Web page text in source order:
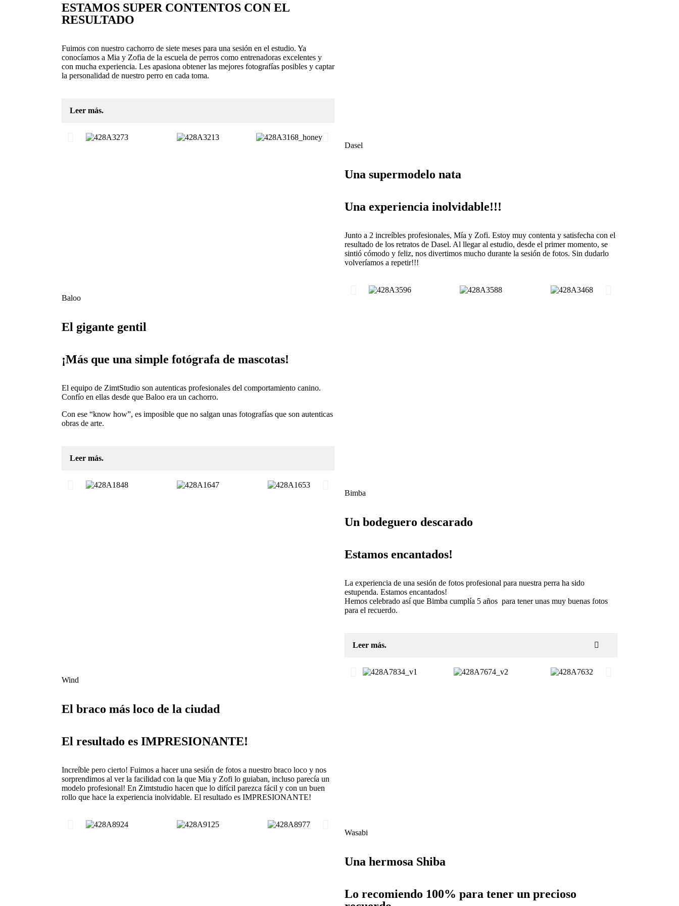
ESTAMOS SUPER CONTENTOS CON EL
RESULTADO
Fuimos con nuestro cachorro de siete meses para una sesión en el estudio. Ya
conocíamos a Mia y Zofia de la escuela de perros como entrenadoras excelentes y
con mucha experiencia. Les apasiona obtener las mejores fotografías posibles y captar
la personalidad de nuestro perro en cada toma.
Leer más.
Dasel
Una supermodelo nata
Una experiencia inolvidable!!!
Junto a 2 increíbles profesionales, Mía y Zofi. Estoy muy contenta y satisfecha con el
resultado de los retratos de Dasel. Al llegar al estudio, desde el primer momento, se
sintió cómodo y feliz, nos divertimos mucho durante la sesión de fotos. Sin dudarlo
volveríamos a repetir!!!
Baloo
El gigante gentil
¡Más que una simple fotógrafa de mascotas!
El equipo de ZimtStudio son autenticas profesionales del comportamiento canino.
Confío en ellas desde que Baloo era un cachorro.
Con ese “know how”, es imposible que no salgan unas fotografías que son autenticas
obras de arte.
Leer más.
Bimba
Un bodeguero descarado
Estamos encantados!
La experiencia de una sesión de fotos profesional para nuestra perra ha sido
estupenda. Estamos encantados!
Hemos celebrado así que Bimba cumplía 5 años para tener unas muy buenas fotos
para el recuerdo.
Leer más.
Wind
El braco más loco de la ciudad
El resultado es IMPRESIONANTE!
Increíble pero cierto! Fuimos a hacer una sesión de fotos a nuestro braco loco y nos
sorprendimos al ver la facilidad con la que Mia y Zofi lo guiaban, incluso parecía un
modelo profesional! En Zimtstudio hacen que lo difícil parezca fácil y con un buen
rollo que hace la experiencia inolvidable. El resultado es IMPRESIONANTE!
Wasabi
Una hermosa Shiba
Lo recomiendo 100% para tener un precioso